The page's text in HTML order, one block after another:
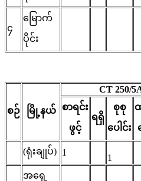
၄
မြောက်
ပိုင်း
စဉ် မြို့နယ်
CT 250/
စာရင်း
ဖွင့်
ရရှိ
စုစု
ပေါင်း
(ရုံးချုပ်) 1
1
အရှေ့